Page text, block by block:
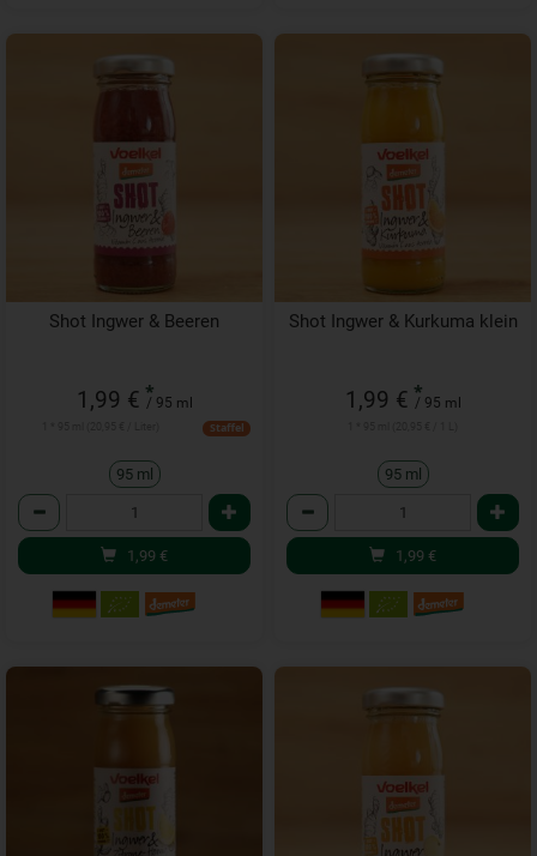
Shot Ingwer & Beeren
1,99 € *
/ 95 ml
Staffel
95 ml
Anzahl
1,99 €
Shot Ingwer & Kurkuma klein
1,99 € *
/ 95 ml
95 ml
Anzahl
1,99 €